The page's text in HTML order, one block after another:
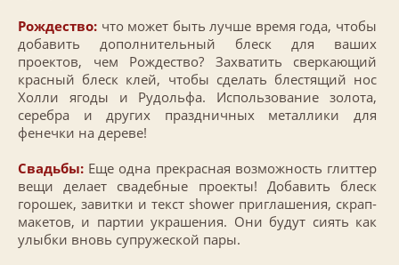
Рождество: что может быть лучше время года, чтобы
добавить дополнительный блеск для ваших
проектов, чем Рождество? Захватить сверкающий
красный блеск клей, чтобы сделать блестящий нос
Холли ягоды и Рудольфа. Использование золота,
серебра и других праздничных металлики для
фенечки на дереве!
Свадьбы: Еще одна прекрасная возможность глиттер
вещи делает свадебные проекты! Добавить блеск
горошек, завитки и текст shower приглашения, скрап-
макетов, и партии украшения. Они будут сиять как
улыбки вновь супружеской пары.